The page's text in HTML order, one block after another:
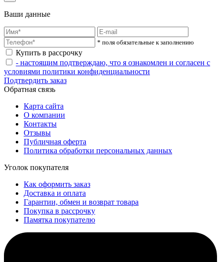
Ваши данные
* поля обязательные к заполнению
Купить в рассрочку
- настоящим подтверждаю, что я ознакомлен и согласен с
условиями политики конфиденциальности
Подтвердить заказ
Обратная связь
Карта сайта
О компании
Контакты
Отзывы
Публичная оферта
Политика обработки персональных данных
Уголок покупателя
Как оформить заказ
Доставка и оплата
Гарантии, обмен и возврат товара
Покупка в рассрочку
Памятка покупателю